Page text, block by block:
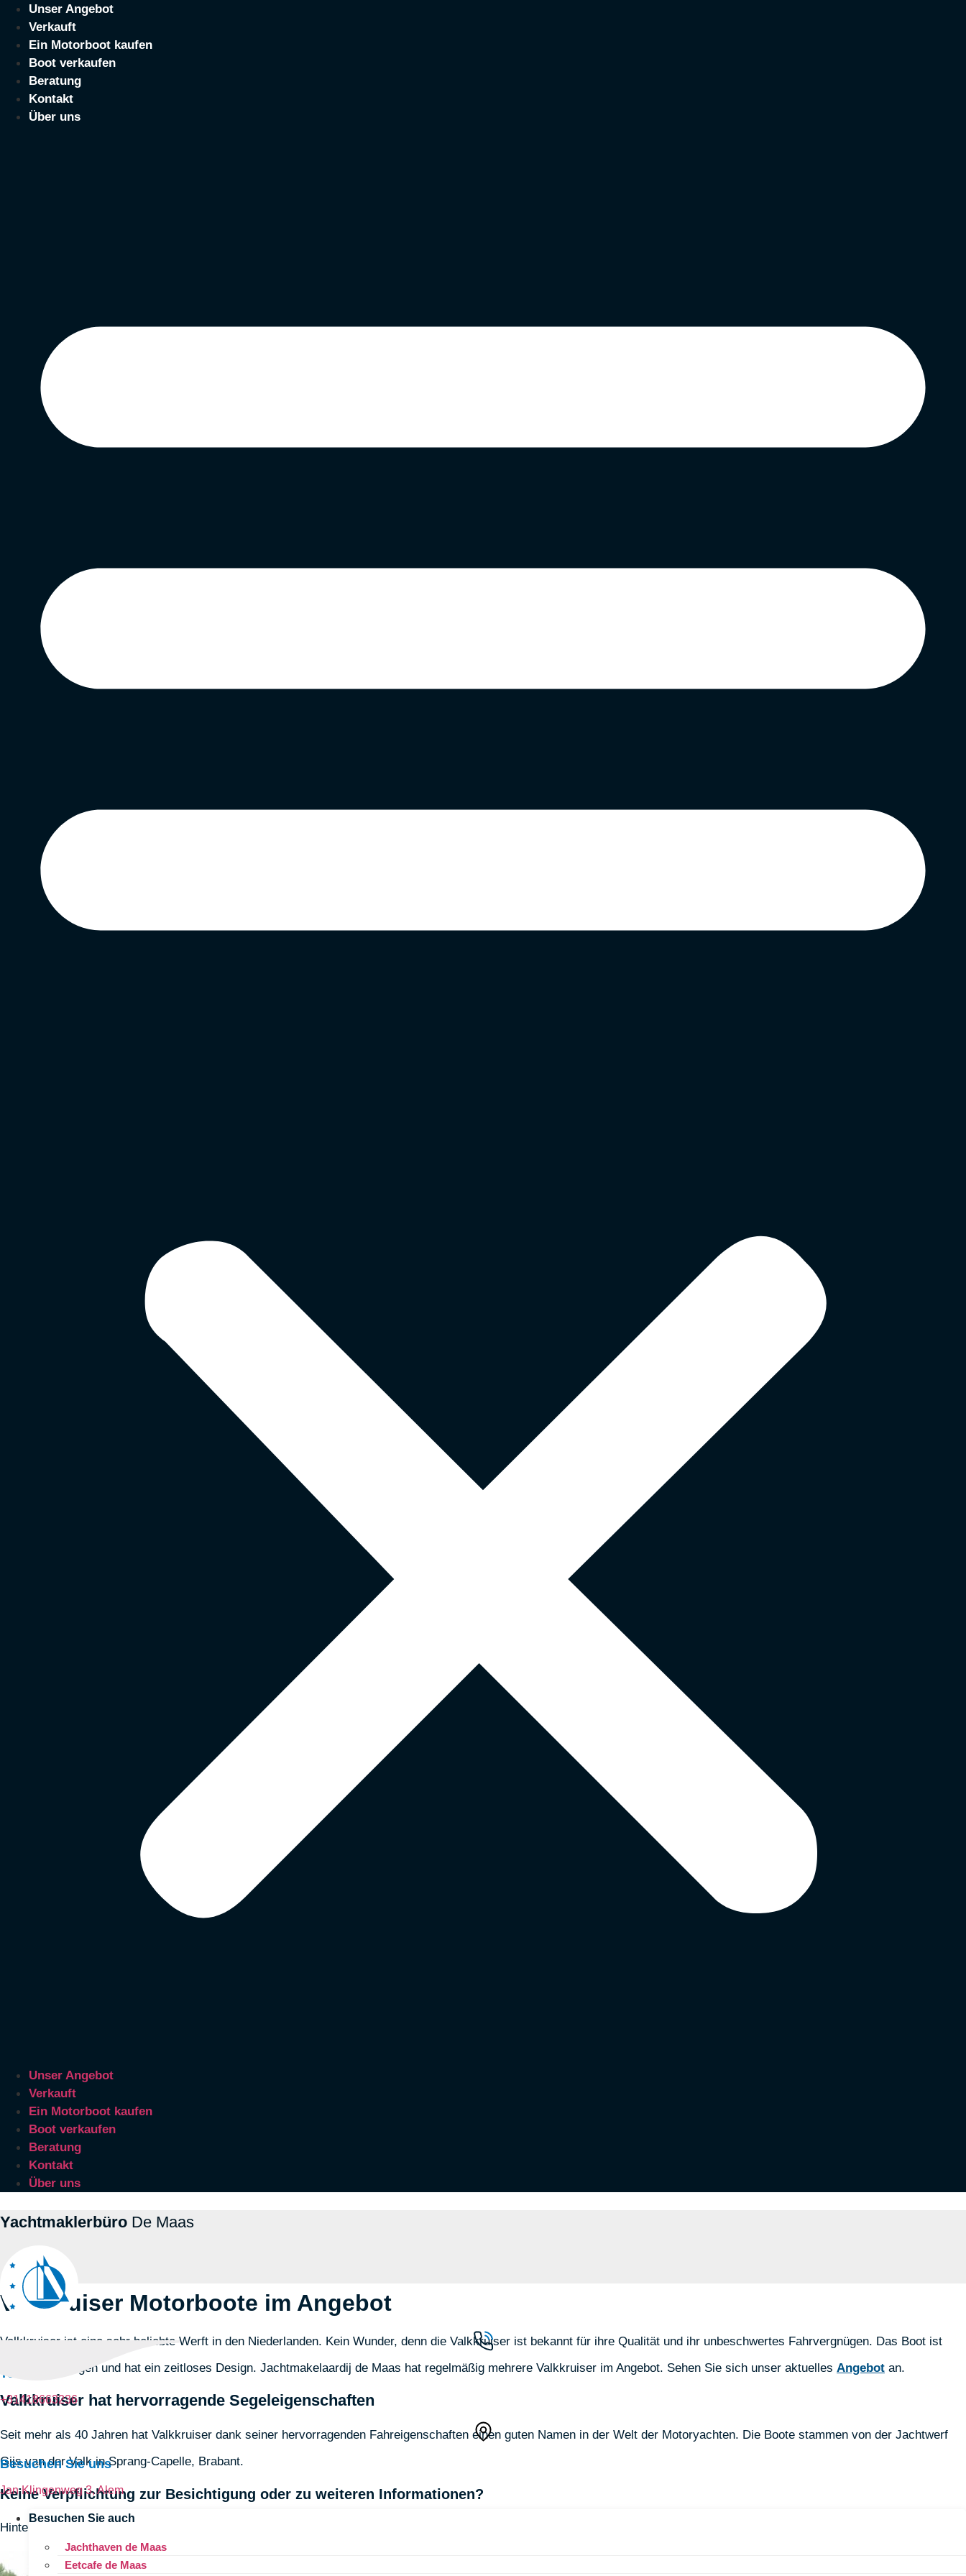
Zum
Inhalt
springen
Unser Angebot
Verkauft
Ein Motorboot kaufen
Boot verkaufen
Beratung
Kontakt
Über uns
Unser Angebot
Verkauft
Ein Motorboot kaufen
Boot verkaufen
Beratung
Kontakt
Über uns
Yachtmaklerbüro De Maas
Telefon
+31418663236
Besuchen Sie uns
Jan Klingenweg 3, Alem
Besuchen Sie auch
Jachthaven de Maas
Eetcafe de Maas
Valkkruiser Motorboote im Angebot
Valkkruiser ist eine sehr beliebte Werft in den Niederlanden. Kein Wunder, denn die Valkkruiser ist bekannt für ihre Qualität und ihr unbeschwertes Fahrvergnügen. Das Boot ist
einfach zu pflegen und hat ein zeitloses Design. Jachtmakelaardij de Maas hat regelmäßig mehrere Valkkruiser im Angebot. Sehen Sie sich unser aktuelles Angebot an.
Valkkruiser hat hervorragende Segeleigenschaften
Seit mehr als 40 Jahren hat Valkkruiser dank seiner hervorragenden Fahreigenschaften einen guten Namen in der Welt der Motoryachten. Die Boote stammen von der Jachtwerf
Gijs van der Valk in Sprang-Capelle, Brabant.
Keine Verpflichtung zur Besichtigung oder zu weiteren Informationen?
Hinterlassen Sie unten Ihre Daten und geben Sie an, wann Sie die Falcon Cruisers besichtigen möchten oder welche Fragen Sie haben. Wir sehen uns in unseren Yachthäfen!